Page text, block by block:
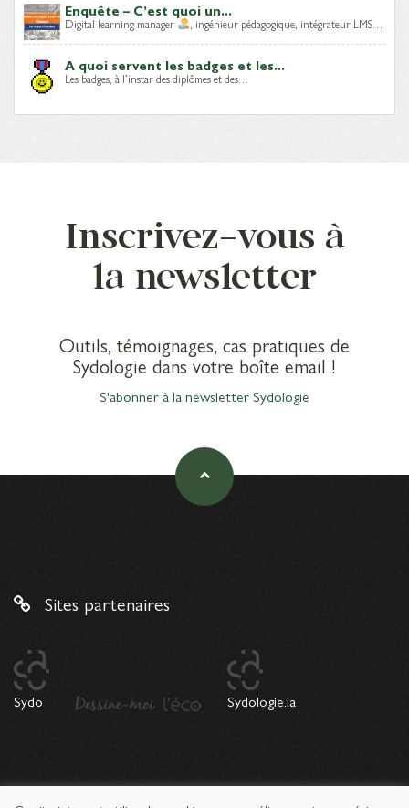
Enquête – C’est quoi un...
Digital learning manager , ingénieur pédagogique, intégrateur LMS…
A quoi servent les badges et les...
Les badges, à l’instar des diplômes et des…
Inscrivez-vous à
la newsletter
Outils, témoignages, cas pratiques de
Sydologie dans votre boîte email !
S'abonner à la newsletter Sydologie
Sites partenaires
Sydo Sydologie.ia